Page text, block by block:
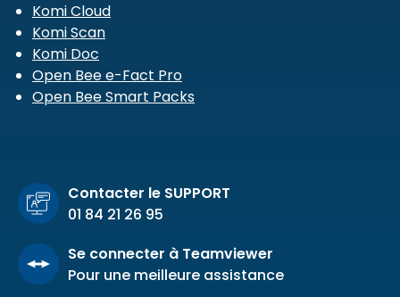
Komi Cloud
Komi Scan
Komi Doc
Open Bee e-Fact Pro
Open Bee Smart Packs
Contacter le SUPPORT
01 84 21 26 95
Se connecter à Teamviewer
Pour une meilleure assistance